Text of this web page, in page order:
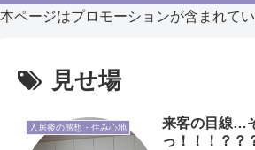
本ページはプロモーションが含まれてい
見せ場
入居後の感想・住み心地
来客の目線…
っ！！！？？